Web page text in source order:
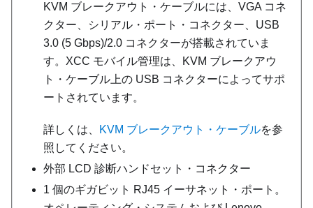
KVM ブレークアウト・ケーブルには、VGA コネ
クター、シリアル・ポート・コネクター、USB
3.0 (5 Gbps)/2.0 コネクターが搭載されていま
す。XCC モバイル管理は、KVM ブレークアウ
ト・ケーブル上の USB コネクターによってサポ
ートされています。
詳しくは、 KVM ブレークアウト・ケーブルを参
照してください。
外部 LCD 診断ハンドセット・コネクター
1 個のギガビット RJ45 イーサネット・ポート。